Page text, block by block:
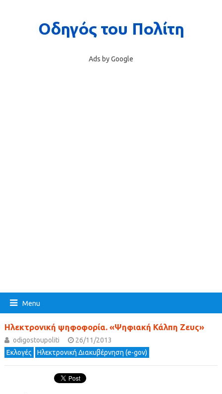
Ads by Google
Menu
Ηλεκτρονική ψηφοφορία. «Ψηφιακή Κάλπη Ζευς»
odigostoupoliti
26/11/2013
Εκλογές
Ηλεκτρονική Διακυβέρνηση (e-gov)